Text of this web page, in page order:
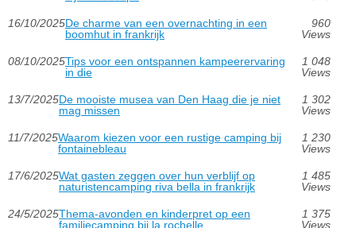
16/10/2025De charme van een overnachting in een
boomhut in frankrijk
960
Views
08/10/2025Tips voor een ontspannen kampeerervaring
in die
1 048
Views
13/7/2025De mooiste musea van Den Haag die je niet
mag missen
1 302
Views
11/7/2025Waarom kiezen voor een rustige camping bij
fontainebleau
1 230
Views
17/6/2025Wat gasten zeggen over hun verblijf op
naturistencamping riva bella in frankrijk
1 485
Views
24/5/2025Thema-avonden en kinderpret op een
familiecamping bij la rochelle
1 375
Views